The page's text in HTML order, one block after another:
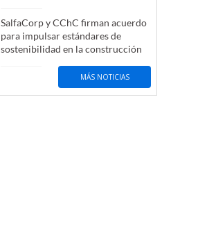
SalfaCorp y CChC firman acuerdo
para impulsar estándares de
sostenibilidad en la construcción
MÁS NOTICIAS